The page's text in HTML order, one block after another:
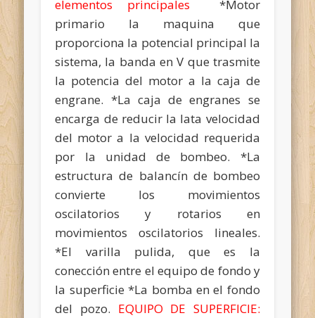
elementos principales *Motor
primario la maquina que
proporciona la potencial principal la
sistema, la banda en V que trasmite
la potencia del motor a la caja de
engrane. *La caja de engranes se
encarga de reducir la lata velocidad
del motor a la velocidad requerida
por la unidad de bombeo. *La
estructura de balancín de bombeo
convierte los movimientos
oscilatorios y rotarios en
movimientos oscilatorios lineales.
*El varilla pulida, que es la
conección entre el equipo de fondo y
la superficie *La bomba en el fondo
del pozo. EQUIPO DE SUPERFICIE: